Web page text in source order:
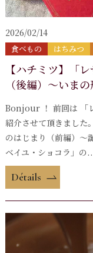
2026/02/14
食べもの はちみつ
【ハチミツ】「
（後編）～いま
Bonjour ！ 前回は 「
紹介させて頂きました
のはじまり（前編）～
ベイユ・ショコラ」の
Détails